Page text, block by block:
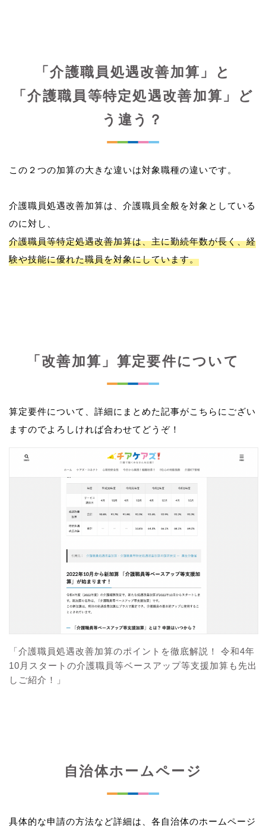
「介護職員処遇改善加算」と
「介護職員等特定処遇改善加算」ど
う違う？
この２つの加算の大きな違いは対象職種の違いです。
介護職員処遇改善加算は、介護職員全般を対象としている
介護職員等特定処遇改善加算は、主に勤続年数が長く、経
験や技能に優れた職員を対象にしています。
「改善加算」算定要件について
算定要件について、詳細にまとめた記事がこちらにござい
ますのでよろしければ合わせてどうぞ！
「介護職員処遇改善加算のポイントを徹底解説！ 令和4年
10月スタートの介護職員等ベースアップ等支援加算も先出
しご紹介！」
自治体ホームページ
具体的な申請の方法など詳細は、各自治体のホームページ